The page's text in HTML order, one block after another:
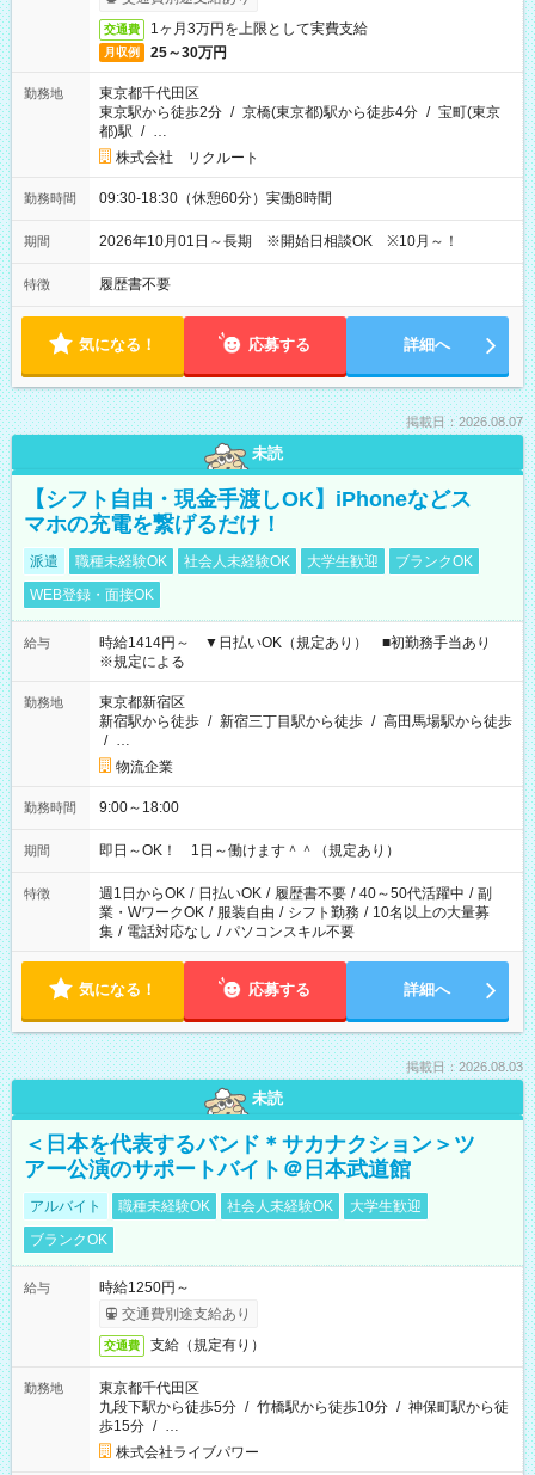
交通費 1ヶ月3万円を上限として実費支給
月収例 25～30万円
勤務地
東京都千代田区
東京駅から徒歩2分 / 京橋(東京都)駅から徒歩4分 / 宝町(東京
都)駅 / …
株式会社 リクルート
勤務時間 09:30-18:30（休憩60分）実働8時間
期間 2026年10月01日～長期 ※開始日相談OK ※10月～！
特徴 履歴書不要
気になる！ 応募する 詳細へ
掲載日：2026.08.07
未読
【シフト自由・現金手渡しOK】iPhoneなどス
マホの充電を繋げるだけ！
派遣 職種未経験OK 社会人未経験OK 大学生歓迎
ブランクOK
WEB登録・面接OK
給与
時給1414円～ ▼日払いOK（規定あり） ■初勤務手当あり
※規定による
勤務地
東京都新宿区
新宿駅から徒歩 / 新宿三丁目駅から徒歩 / 高田馬場駅から徒歩
/ …
物流企業
勤務時間 9:00～18:00
期間 即日～OK！ 1日～働けます＾＾（規定あり）
特徴 週1日からOK / 日払いOK / 履歴書不要 / 40～50代活躍中 / 副
業・WワークOK / 服装自由 / シフト勤務 / 10名以上の大量募
集 / 電話対応なし / パソコンスキル不要
気になる！ 応募する 詳細へ
掲載日：2026.08.03
未読
＜日本を代表するバンド＊サカナクション＞ツ
アー公演のサポートバイト＠日本武道館
アルバイト 職種未経験OK 社会人未経験OK
大学生歓迎
ブランクOK
給与
時給1250円～
交通費別途支給あり
交通費 支給（規定有り）
勤務地
東京都千代田区
九段下駅から徒歩5分 / 竹橋駅から徒歩10分 / 神保町駅から徒
歩15分 / …
株式会社ライブパワー